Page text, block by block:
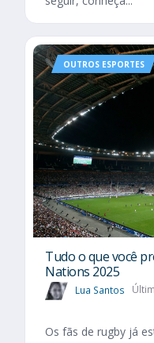
OUTROS ESPORTES
Tudo o que você
Nations 2025​
Lua Santos
Os fãs de rugby já